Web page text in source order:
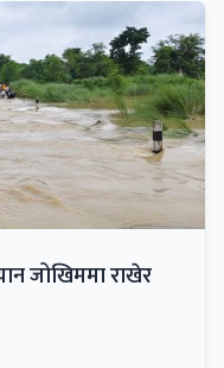
जोखिममा राखेर